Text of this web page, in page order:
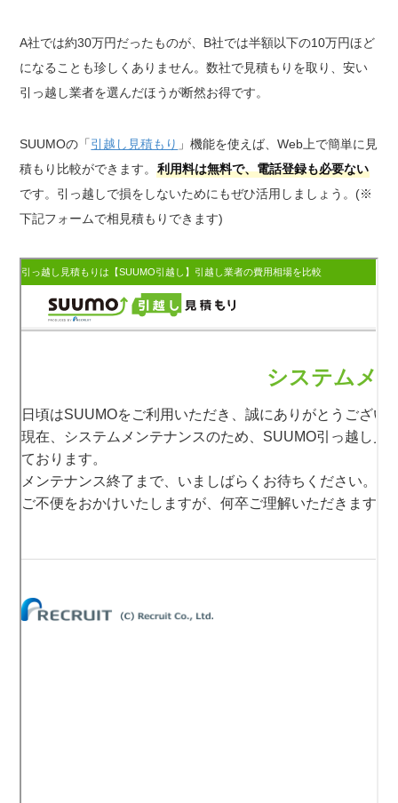
A社では約30万円だったものが、B社では半額以下の10万円ほど
になることも珍しくありません。数社で見積もりを取り、安い
引っ越し業者を選んだほうが断然お得です。
SUUMOの「引越し見積もり 」機能を使えば、Web上で簡単に見
積もり比較ができます。利用料は無料で、電話登録も必要ない
です。引っ越しで損をしないためにもぜひ活用しましょう。(※
下記フォームで相見積もりできます)